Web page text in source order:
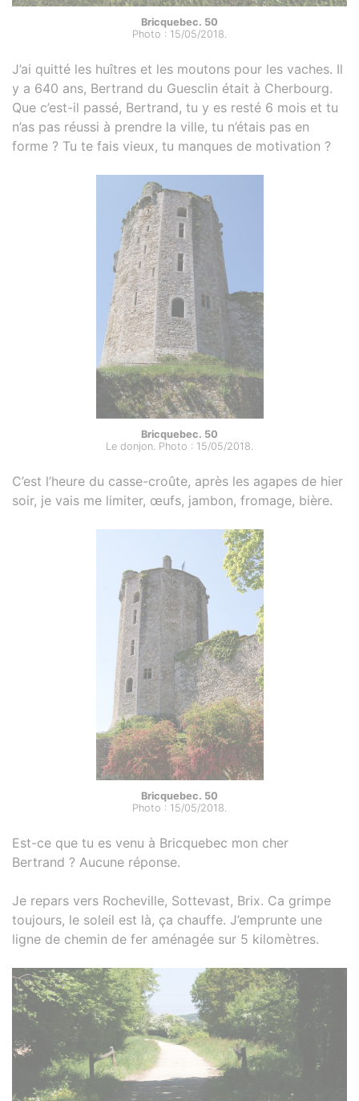
Bricquebec. 50
Photo : 15/05/2018.
J’ai quitté les huîtres et les moutons pour les vaches. Il
y a 640 ans, Bertrand du Guesclin était à Cherbourg.
Que c’est-il passé, Bertrand, tu y es resté 6 mois et tu
n’as pas réussi à prendre la ville, tu n’étais pas en
forme ? Tu te fais vieux, tu manques de motivation ?
Bricquebec. 50
Le donjon. Photo : 15/05/2018.
C’est l’heure du casse-croûte, après les agapes de hier
soir, je vais me limiter, œufs, jambon, fromage, bière.
Bricquebec. 50
Photo : 15/05/2018.
Est-ce que tu es venu à Bricquebec mon cher
Bertrand ? Aucune réponse.
Je repars vers Rocheville, Sottevast, Brix. Ca grimpe
toujours, le soleil est là, ça chauffe. J’emprunte une
ligne de chemin de fer aménagée sur 5 kilomètres.